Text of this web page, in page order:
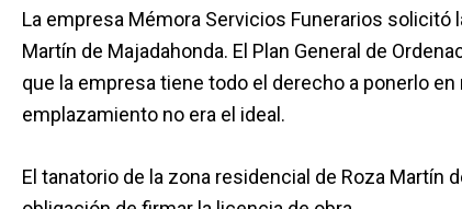
La empresa Mémora Servicios Funerarios solicitó
Martín de Majadahonda. El Plan General de
que la empresa tiene todo el derecho a ponerlo
emplazamiento no era el ideal.
El tanatorio de la zona residencial de Roza Martín